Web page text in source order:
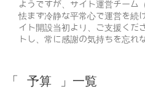
ようですが、サイト運営チーム
怯まず冷静な平常心で運営を続
イト開設当初より、ご支援くだ
トし、常に感謝の気持ちを忘れ
「 予算 」一覧